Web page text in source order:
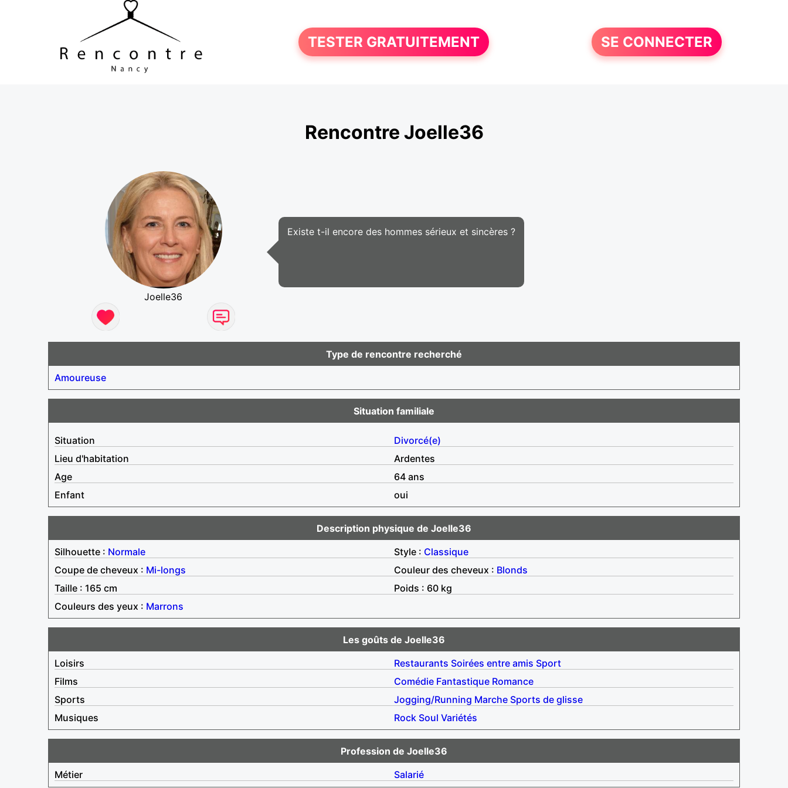
TESTER GRATUITEMENT SE CONNECTER
Rencontre Joelle36
Joelle36
Existe t-il encore des hommes sérieux et sincères ?
Type de rencontre recherché
Amoureuse
Situation familiale
Situation
Divorcé(e)
Lieu d'habitation
Ardentes
Age
64 ans
Enfant
oui
Description physique de Joelle36
Silhouette : Normale Style : Classique
Coupe de cheveux : Mi-longs Couleur des cheveux : Blonds
Taille : 165 cm
Poids : 60 kg
Couleurs des yeux : Marrons
Les goûts de Joelle36
Loisirs
Restaurants Soirées entre amis Sport
Films
Comédie Fantastique Romance
Sports
Jogging/Running Marche Sports de glisse
Musiques
Rock Soul Variétés
Profession de Joelle36
Métier
Salarié